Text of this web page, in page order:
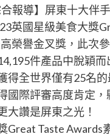
合報導】屏東十大伴
英國星級美食大獎
榮譽金叉獎，此次
件產品中脫穎而
得全世界僅有25名
國際評審高度肯定，
大讚是屏東之光！
Great Taste Awards